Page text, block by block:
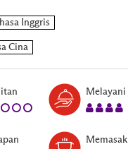
Melayani
Memasak